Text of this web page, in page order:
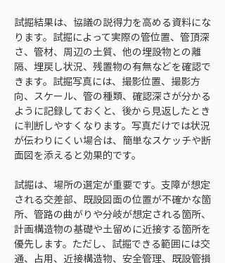
試掘結果は、協議の説得力を高める資料にな
ります。試掘によって実際の管位置、管頂深
さ、管材、周辺の土質、他の埋設物との離
隔、埋戻し状況、残置物の有無などを確認で
きます。試掘写真には、撮影位置、撮影方
向、スケール、管の種類、確認深さが分かる
ように記録しておくと、後から見返したとき
に判断しやすくなります。写真だけでは状況
が伝わりにくい場合は、簡単なスケッチや断
面図を添えると効果的です。
試掘は、場所の選定が重要です。支障が想定
される交差部、既設図面の位置が不確かな箇
所、管路の曲がりや分岐が想定される箇所、
計画構造物の基礎や土留めに近接する箇所を
優先します。ただし、試掘できる範囲には交
通、占用、近接構造物、安全管理、既設管損